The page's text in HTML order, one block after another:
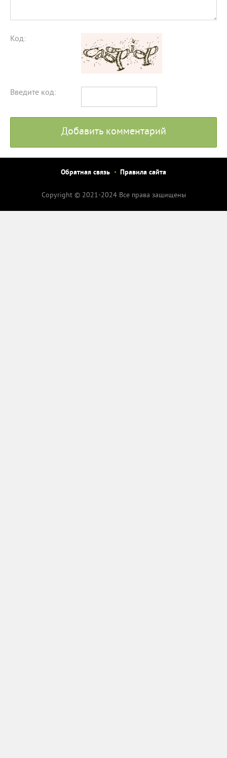
Код:
Введите код:
Добавить комментарий
Обратная связь Правила сайта
Copyright © 2021-2024 Все права защищены